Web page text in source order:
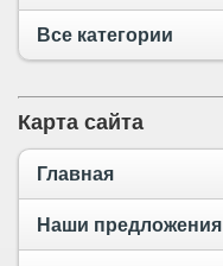
Все категории
Карта сайта
Главная
Наши предложения